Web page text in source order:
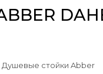
Душевые стойки Abber